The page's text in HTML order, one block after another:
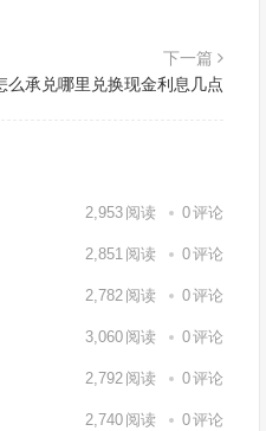
下一篇
么承兑哪里兑换现金利息几点
2,953 阅读 0评论
2,851 阅读 0评论
2,782 阅读 0评论
3,060 阅读 0评论
2,792 阅读 0评论
2,740 阅读 0评论